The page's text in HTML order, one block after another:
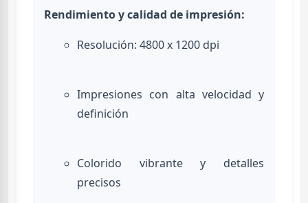
Rendimiento y calidad de impresión:
Resolución: 4800 x 1200 dpi
Impresiones con alta velocidad y
definición
Colorido vibrante y detalles
precisos